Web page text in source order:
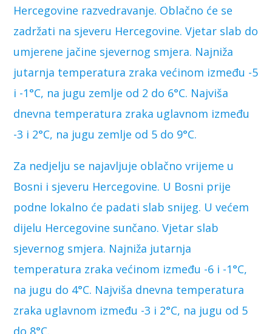
Hercegovine razvedravanje. Oblačno će se
zadržati na sjeveru Hercegovine. Vjetar slab do
umjerene jačine sjevernog smjera. Najniža
jutarnja temperatura zraka većinom između -5
i -1°C, na jugu zemlje od 2 do 6°C. Najviša
dnevna temperatura zraka uglavnom između
-3 i 2°C, na jugu zemlje od 5 do 9°C.
Za nedjelju se najavljuje oblačno vrijeme u
Bosni i sjeveru Hercegovine. U Bosni prije
podne lokalno će padati slab snijeg. U većem
dijelu Hercegovine sunčano. Vjetar slab
sjevernog smjera. Najniža jutarnja
temperatura zraka većinom između -6 i -1°C,
na jugu do 4°C. Najviša dnevna temperatura
zraka uglavnom između -3 i 2°C, na jugu od 5
do 8°C.